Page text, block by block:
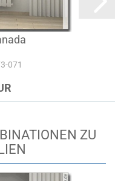
071
ZU